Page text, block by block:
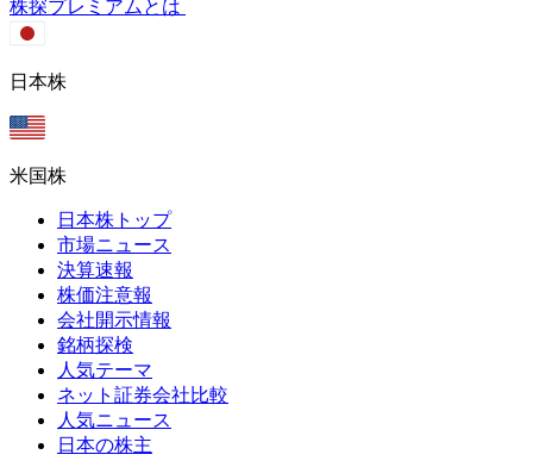
株探プレミアムとは
日本株
米国株
日本株トップ
市場ニュース
決算速報
株価注意報
会社開示情報
銘柄探検
人気テーマ
ネット証券会社比較
人気ニュース
日本の株主